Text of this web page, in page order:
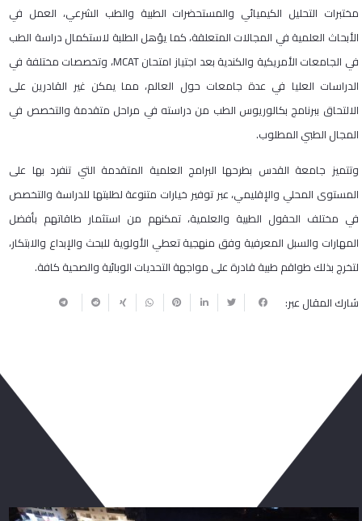
مختبرات التحليل الكيميائي والمستحضرات الطبية والطب الشرعي، العمل في
الأبحاث العلمية في المجالات المتعلقة، كما يؤهل الطلبة لاستكمال دراسة الطب
في الجامعات الأمريكية والكندية بعد اجتياز امتحان MCAT، وتخصصات مختلفة في
الدراسات العليا في عدة جامعات حول العالم، مما يمكن غير القادرين على
الالتحاق ببرنامج بكالوريوس الطب من دراسته في مراحل متقدمة والتخصص في
المجال الطبي المطلوب.
وتتميز جامعة القدس بطرحها البرامج العلمية المتقدمة التي تنفرد بها على
المستوى المحلي والإقليمي، عبر توفير خيارات متنوعة لطلبتها للدراسة والتخصص
في مختلف الحقول الطبية والعلمية، تمكنهم من استثمار طاقاتهم بأفضل
المهارات والسبل المعرفية وفق منهجية تعطي الأولوية للبحث والإبداع والابتكار،
لتخرج بذلك طواقم طبية قادرة على مواجهة التحديات الوبائية والصحية كافة.
شارك المقال عبر: